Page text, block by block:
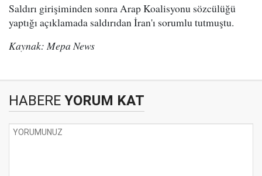
Saldırı girişiminden sonra Arap Koalisyonu sözcülüğü
yaptığı açıklamada saldırıdan İran'ı sorumlu tutmuştu.
Kaynak: Mepa News
HABERE YORUM KAT